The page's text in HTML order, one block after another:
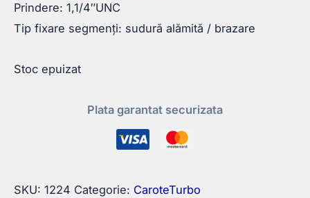
Prindere: 1,1/4″UNC
Tip fixare segmenți: sudură alămită / brazare
Stoc epuizat
Plata garantat securizata
SKU: 1224 Categorie: CaroteTurbo